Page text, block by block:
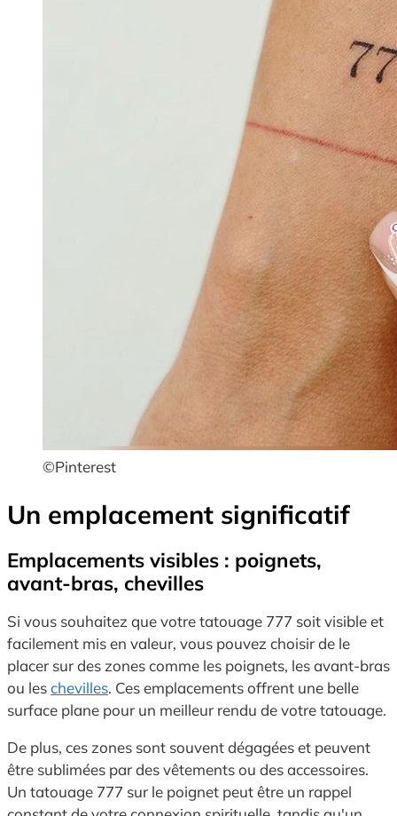
©Pinterest
Un emplacement significatif
Emplacements visibles : poignets,
avant-bras, chevilles
Si vous souhaitez que votre tatouage 777 soit visible et
facilement mis en valeur, vous pouvez choisir de le
placer sur des zones comme les poignets, les avant-bras
ou leschevilles. Ces emplacements offrent une belle
surface plane pour un meilleur rendu de votre tatouage.
De plus, ces zones sont souvent dégagées et peuvent
être sublimées par des vêtements ou des accessoires.
Un tatouage 777 sur le poignet peut être un rappel